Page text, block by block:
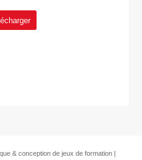
& conception de jeux de formation |